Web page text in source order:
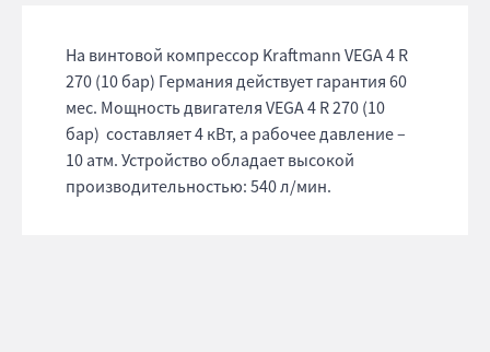
На винтовой компрессор Kraftmann VEGA 4 R
270 (10 бар) Германия действует гарантия 60
мес. Мощность двигателя VEGA 4 R 270 (10
бар) составляет 4 кВт, а рабочее давление –
10 атм. Устройство обладает высокой
производительностью: 540 л/мин.